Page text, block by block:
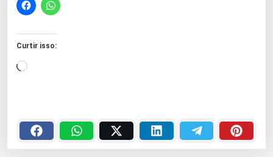
Curtir isso:
C
e
g